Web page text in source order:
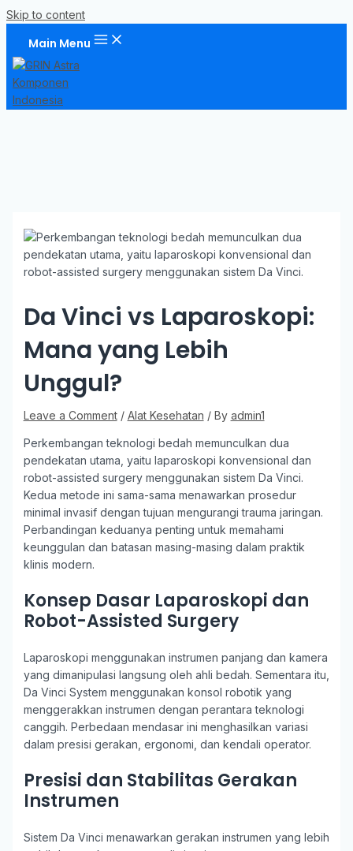
Skip to content
Main Menu
Da Vinci vs Laparoskopi:
Mana yang Lebih
Unggul?
Leave a Comment / Alat Kesehatan / By admin1
Perkembangan teknologi bedah memunculkan dua
pendekatan utama, yaitu laparoskopi konvensional dan
robot-assisted surgery menggunakan sistem Da Vinci.
Kedua metode ini sama-sama menawarkan prosedur
minimal invasif dengan tujuan mengurangi trauma jaringan.
Perbandingan keduanya penting untuk memahami
keunggulan dan batasan masing-masing dalam praktik
klinis modern.
Konsep Dasar Laparoskopi dan
Robot-Assisted Surgery
Laparoskopi menggunakan instrumen panjang dan kamera
yang dimanipulasi langsung oleh ahli bedah. Sementara itu,
Da Vinci System menggunakan konsol robotik yang
menggerakkan instrumen dengan perantara teknologi
canggih. Perbedaan mendasar ini menghasilkan variasi
dalam presisi gerakan, ergonomi, dan kendali operator.
Presisi dan Stabilitas Gerakan
Instrumen
Sistem Da Vinci menawarkan gerakan instrumen yang lebih